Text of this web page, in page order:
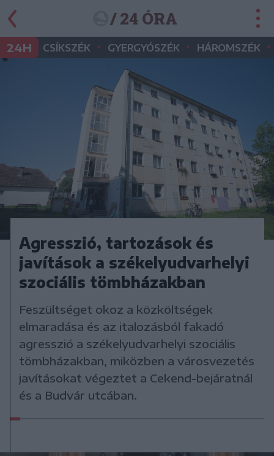
/ 24 ÓRA
24H CSÍKSZÉK • GYERGYÓSZÉK • HÁROMSZÉK •
Agresszió, tartozások és
javítások a székelyudvarhelyi
szociális tömbházakban
Feszültséget okoz a közköltségek
elmaradása és az italozásból fakadó
agresszió a székelyudvarhelyi szociális
tömbházakban, miközben a városvezetés
javításokat végeztet a Cekend-bejáratnál
és a Budvár utcában.